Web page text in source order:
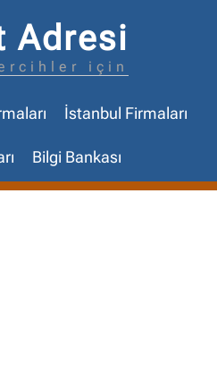
Adresi
için
İstanbul Firmaları
Bilgi Bankası